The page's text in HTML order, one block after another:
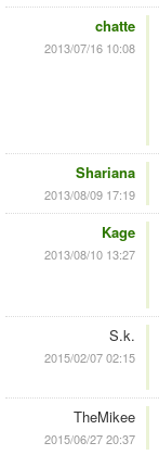
chatte
2013/07/16 10:08
Shariana
2013/08/09 17:19
Kage
2013/08/10 13:27
S.k.
2015/02/07 02:15
TheMikee
2015/06/27 20:37